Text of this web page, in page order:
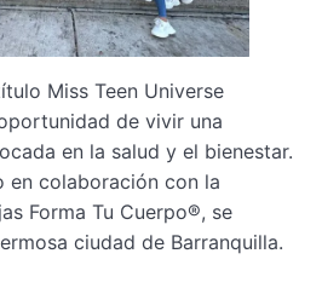
Miss Teen Universe
de vivir una
en la salud y el bienestar.
en colaboración con la
Forma Tu Cuerpo®, se
ciudad de Barranquilla.